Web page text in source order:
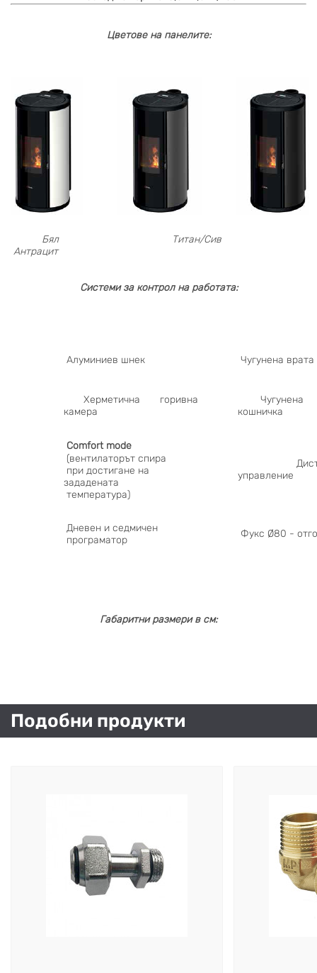
Цветове на панелите:
Бял Титан/Сив
Антрацит
Системи за контрол на работата:
Алуминиев шнек Чугунена врата
Херметична горивна
камера
Чугунена
кошничка
Comfort mode
(вентилаторът спира
при достигане на
зададената
температура)
управление
Дневен и седмичен
програматор
Фукс Ø80 -
Габаритни размери в см:
Подобни продукти